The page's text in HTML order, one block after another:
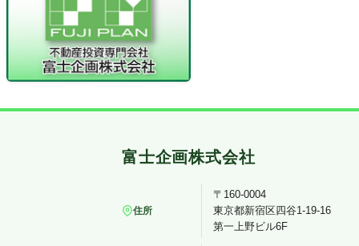
住所
〒160-0004
東京都新宿区四谷1-19-16
第一上野ビル6F